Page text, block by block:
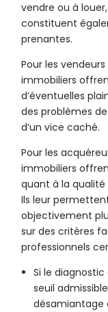
vendre ou à
constituent
prenantes.
Pour les
immobiliers
d’éventuelles
des problèmes
d’un vice caché.
Pour les
immobiliers
quant à la qualité
Ils leur
objectivement
sur des critères
professionnels
Si le
seuil
désamiantage